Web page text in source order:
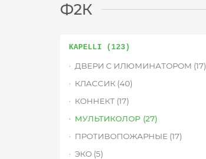
Ф2К
KAPELLI (123)
ДВЕРИ С ИЛЮМИНАТОРОМ (17)
КЛАССИК (40)
КОННЕКТ (17)
МУЛЬТИКОЛОР (27)
ПРОТИВОПОЖАРНЫЕ (17)
ЭКО (5)